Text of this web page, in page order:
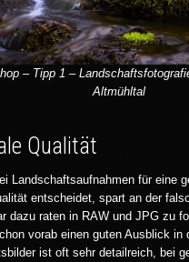
– Tipp 1 –
Altmühltal
Qualität
Landschaftsaufnahmen für eine
entscheidet, spart an der
dazu raten in RAW und JPG zu
vorab einen guten Ausblick in
ist oft sehr detailreich, bei